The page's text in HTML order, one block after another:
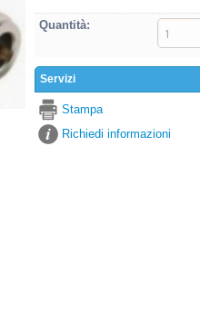
Quantità:
Servizi
Stampa
Richiedi informazioni